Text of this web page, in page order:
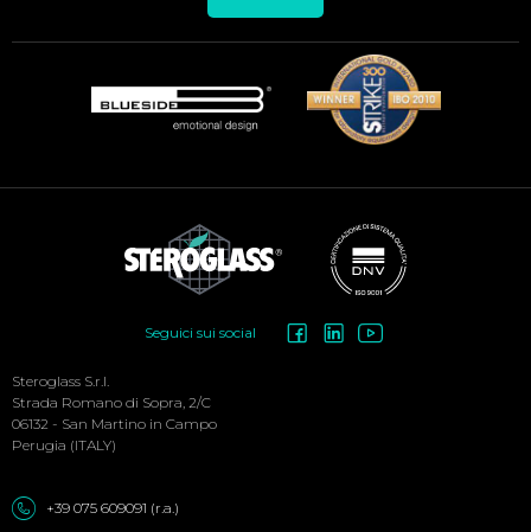
Menu
Seguici sui social
Steroglass S.r.l.
Strada Romano di Sopra, 2/C
06132 - San Martino in Campo
Perugia (ITALY)
+39 075 609091 (r.a.)